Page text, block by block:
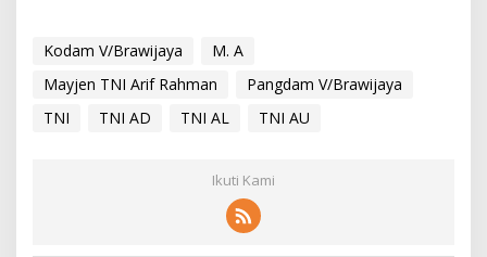
Kodam V/Brawijaya
M. A
Mayjen TNI Arif Rahman
Pangdam V/Brawijaya
TNI
TNI AD TNI AL TNI AU
Ikuti Kami